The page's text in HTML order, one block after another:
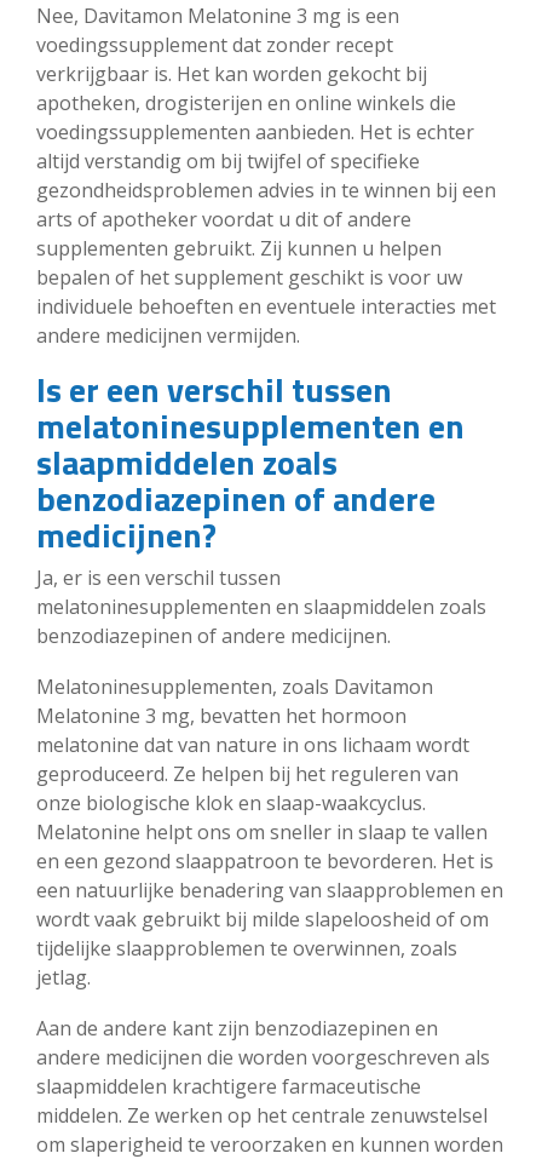
Nee, Davitamon Melatonine 3 mg is een
voedingssupplement dat zonder recept
verkrijgbaar is. Het kan worden gekocht bij
apotheken, drogisterijen en online winkels die
voedingssupplementen aanbieden. Het is echter
altijd verstandig om bij twijfel of specifieke
gezondheidsproblemen advies in te winnen bij een
arts of apotheker voordat u dit of andere
supplementen gebruikt. Zij kunnen u helpen
bepalen of het supplement geschikt is voor uw
individuele behoeften en eventuele interacties met
andere medicijnen vermijden.
Is er een verschil tussen
melatoninesupplementen en
slaapmiddelen zoals
benzodiazepinen of andere
medicijnen?
Ja, er is een verschil tussen
melatoninesupplementen en slaapmiddelen zoals
benzodiazepinen of andere medicijnen.
Melatoninesupplementen, zoals Davitamon
Melatonine 3 mg, bevatten het hormoon
melatonine dat van nature in ons lichaam wordt
geproduceerd. Ze helpen bij het reguleren van
onze biologische klok en slaap-waakcyclus.
Melatonine helpt ons om sneller in slaap te vallen
en een gezond slaappatroon te bevorderen. Het is
een natuurlijke benadering van slaapproblemen en
wordt vaak gebruikt bij milde slapeloosheid of om
tijdelijke slaapproblemen te overwinnen, zoals
jetlag.
Aan de andere kant zijn benzodiazepinen en
andere medicijnen die worden voorgeschreven als
slaapmiddelen krachtigere farmaceutische
middelen. Ze werken op het centrale zenuwstelsel
om slaperigheid te veroorzaken en kunnen worden